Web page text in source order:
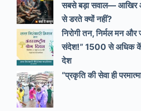
सबसे बड़ा सवाल— आखिर
से डरते क्यों नहीं?
निरोगी तन, निर्मल मन
संदेश!” 1500 से अधिक
देश
“प्रकृति की सेवा ही